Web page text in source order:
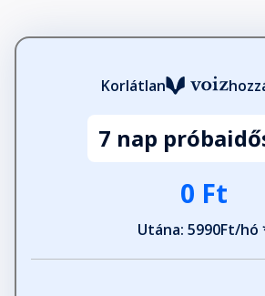
Korlátlan
7 nap
0 Ft
Utána: 5990Ft/hó